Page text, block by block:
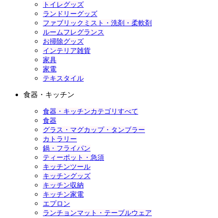
トイレグッズ
ランドリーグッズ
ファブリックミスト・洗剤・柔軟剤
ルームフレグランス
お掃除グッズ
インテリア雑貨
家具
家電
テキスタイル
食器・キッチン
食器・キッチンカテゴリすべて
食器
グラス・マグカップ・タンブラー
カトラリー
鍋・フライパン
ティーポット・急須
キッチンツール
キッチングッズ
キッチン収納
キッチン家電
エプロン
ランチョンマット・テーブルウェア